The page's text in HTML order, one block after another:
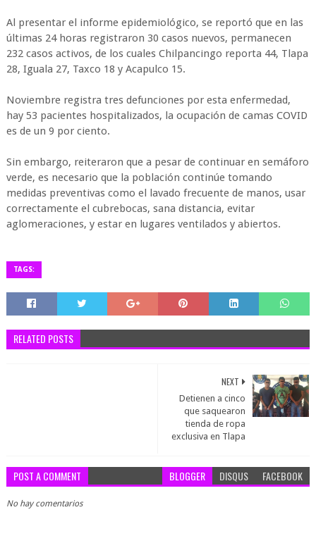
Al presentar el informe epidemiológico, se reportó que en las
últimas 24 horas registraron 30 casos nuevos, permanecen
232 casos activos, de los cuales Chilpancingo reporta 44, Tlapa
28, Iguala 27, Taxco 18 y Acapulco 15.
Noviembre registra tres defunciones por esta enfermedad,
hay 53 pacientes hospitalizados, la ocupación de camas COVID
es de un 9 por ciento.
Sin embargo, reiteraron que a pesar de continuar en semáforo
verde, es necesario que la población continúe tomando
medidas preventivas como el lavado frecuente de manos, usar
correctamente el cubrebocas, sana distancia, evitar
aglomeraciones, y estar en lugares ventilados y abiertos.
TAGS:
RELATED POSTS
NEXT
Detienen a cinco
que saquearon
tienda de ropa
exclusiva en Tlapa
POST A COMMENT BLOGGER DISQUS FACEBOOK
No hay comentarios